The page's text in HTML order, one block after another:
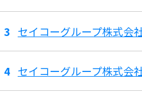
セイコーグループ株式会
セイコーグループ株式会